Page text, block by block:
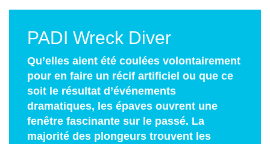
PADI Wreck Diver
Qu’elles aient été coulées volontairement
pour en faire un récif artificiel ou que ce
soit le résultat d’événements
dramatiques, les épaves ouvrent une
fenêtre fascinante sur le passé. La
majorité des plongeurs trouvent les